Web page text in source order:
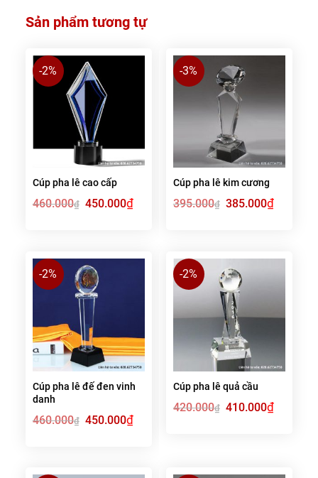
Sản phẩm tương tự
-2%
Cúp pha lê cao cấp
460.000₫ Giá
gốc
450.000₫Giá
hiện
-3%
Cúp pha lê kim cương
395.000₫ Giá
gốc
385.000₫Giá
hiện
-2%
Cúp pha lê đế đen vinh
danh
460.000₫
Giá
gốc
450.000₫Giá
hiện
-2%
Cúp pha lê quả cầu
420.000₫
Giá
gốc
410.000₫Giá
hiện